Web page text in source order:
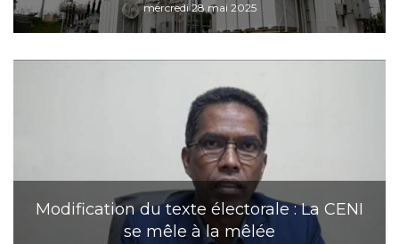
mercredi 28 mai 2025
Modification du texte électorale : La CENI
se mêle à la mêlée